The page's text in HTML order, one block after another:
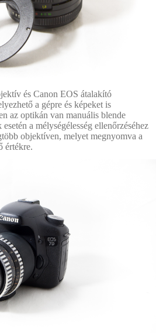
és Canon EOS átalakító
a gépre és képeket is
az optikán van manuális blende
a mélységélesség ellenőrzéséhez
objektíven, melyet megnyomva a
értékre.